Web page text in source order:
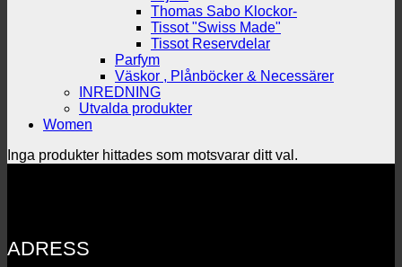
Thomas Sabo Klockor-
Tissot "Swiss Made"
Tissot Reservdelar
Parfym
Väskor , Plånböcker & Necessärer
INREDNING
Utvalda produkter
Women
Inga produkter hittades som motsvarar ditt val.
ADRESS